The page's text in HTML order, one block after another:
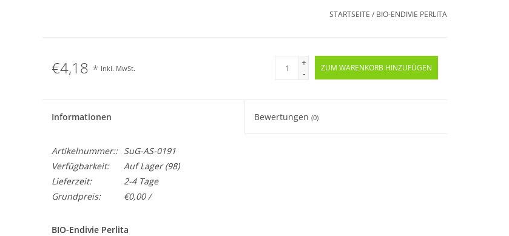
STARTSEITE / BIO-ENDIVIE PERLITA
€4,18 * Inkl. MwSt.
+
-
ZUM WARENKORB HINZUFÜGEN
Informationen Bewertungen(0)
Artikelnummer::
SuG-AS-0191
Verfügbarkeit:
Auf Lager(98)
Lieferzeit:
2-4 Tage
Grundpreis:
€0,00 /
BIO-Endivie Perlita